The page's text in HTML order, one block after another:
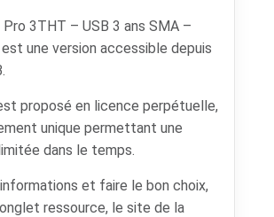
Pro 3THT – USB 3 ans SMA –
une version accessible depuis
proposé en licence perpétuelle,
unique permettant une
dans le temps.
et faire le bon choix,
ressource, le site de la